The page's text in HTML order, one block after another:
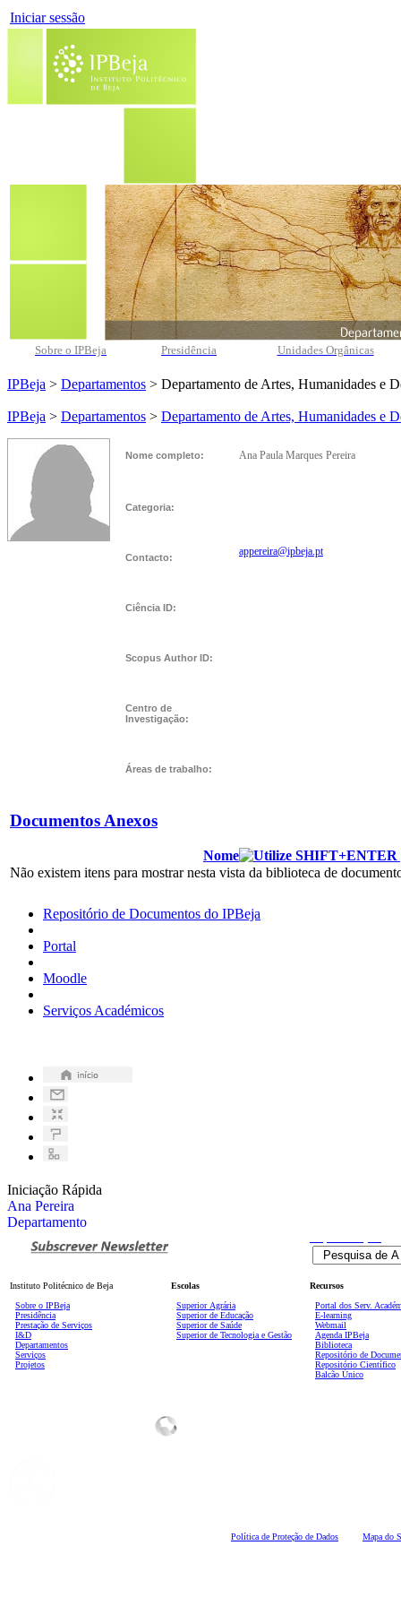
Iniciar sessão
Sobre o IPBeja Presidência Unidades Orgânicas
IPBeja > Departamentos > Departamento de Artes, Humanidades e
IPBeja > Departamentos > Departamento de Artes, Humanidades e
Nome completo: Ana Paula Marques Pereira
Categoria:
Contacto: appereira@ipbeja.pt
Ciência ID:
Scopus Author ID:
Centro de
Investigação:
Áreas de trabalho:
Documentos Anexos
Nome
Não existem itens para mostrar nesta vista da biblioteca de
Repositório de Documentos do IPBeja
Portal
Moodle
Serviços Académicos
Iniciação Rápida
Ana Pereira
Departamento
Instituto Politécnico de Beja
Sobre o IPBeja
Presidência
Prestação de Serviços
I&D
Departamentos
Serviços
Projetos
Escolas
Superior Agrária
Superior de Educação
Superior de Saúde
Superior de Tecnologia e Gestão
Recursos
Portal dos Serv.
E-learning
Webmail
Agenda IPBeja
Biblioteca
Repositório de
Repositório Científico
Balcão Único
Política de Proteção de Dados Mapa do